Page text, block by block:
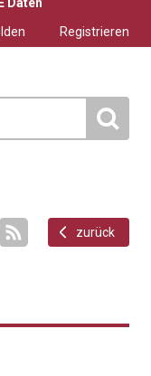
Registrieren
zurück